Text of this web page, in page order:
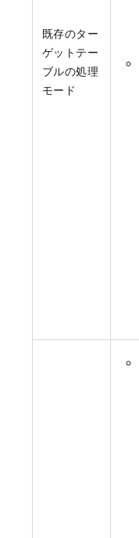
既存のター
ゲットテー
ブルの処理
モード